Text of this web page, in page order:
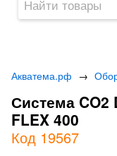
Акватема.рф →
Система CO2
FLEX 400
Код 19567